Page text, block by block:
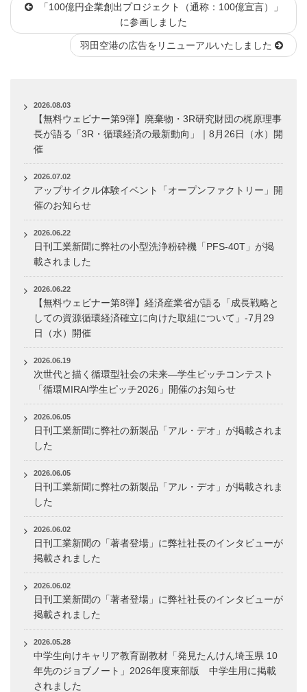
ゴ
ー
「100億円企業創出プロジェクト（通称：100億宣言）」
に参画しました
羽田空港の広告をリニューアルいたしました
2026.08.03
【無料ウェビナー第9弾】廃棄物・3R研究財団の梶原理事
長が語る「3R・循環経済の最新動向」｜8月26日（水）開
催
2026.07.02
アップサイクル体験イベント「オープンファクトリー」開
催のお知らせ
2026.06.22
日刊工業新聞に弊社の小型洗浄粉砕機「PFS-40T」が掲
載されました
2026.06.22
【無料ウェビナー第8弾】経済産業省が語る「成長戦略と
しての資源循環経済確立に向けた取組について」-7月29
日（水）開催
2026.06.19
次世代と描く循環型社会の未来―学生ピッチコンテスト
「循環MIRAI学生ピッチ2026」開催のお知らせ
2026.06.05
日刊工業新聞に弊社の新製品「アル・デオ」が掲載されま
した
2026.06.05
日刊工業新聞に弊社の新製品「アル・デオ」が掲載されま
した
2026.06.02
日刊工業新聞の「著者登場」に弊社社長のインタビューが
掲載されました
2026.06.02
日刊工業新聞の「著者登場」に弊社社長のインタビューが
掲載されました
2026.05.28
中学生向けキャリア教育副教材「発見たんけん埼玉県 10
年先のジョブノート」2026年度東部版 中学生用に掲載
されました